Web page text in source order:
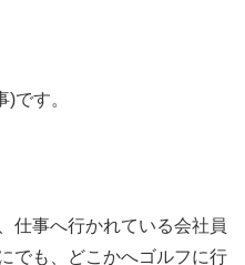
です。
仕事へ行かれている会社員
でも、どこかへゴルフに行